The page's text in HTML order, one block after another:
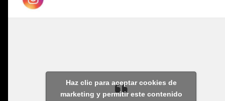
Haz clic para aceptar cookies de
marketing y permitir este contenido